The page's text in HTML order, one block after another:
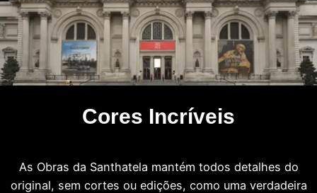
Cores Incríveis
As Obras da Santhatela mantém todos detalhes do
original, sem cortes ou edições, como uma verdadeira